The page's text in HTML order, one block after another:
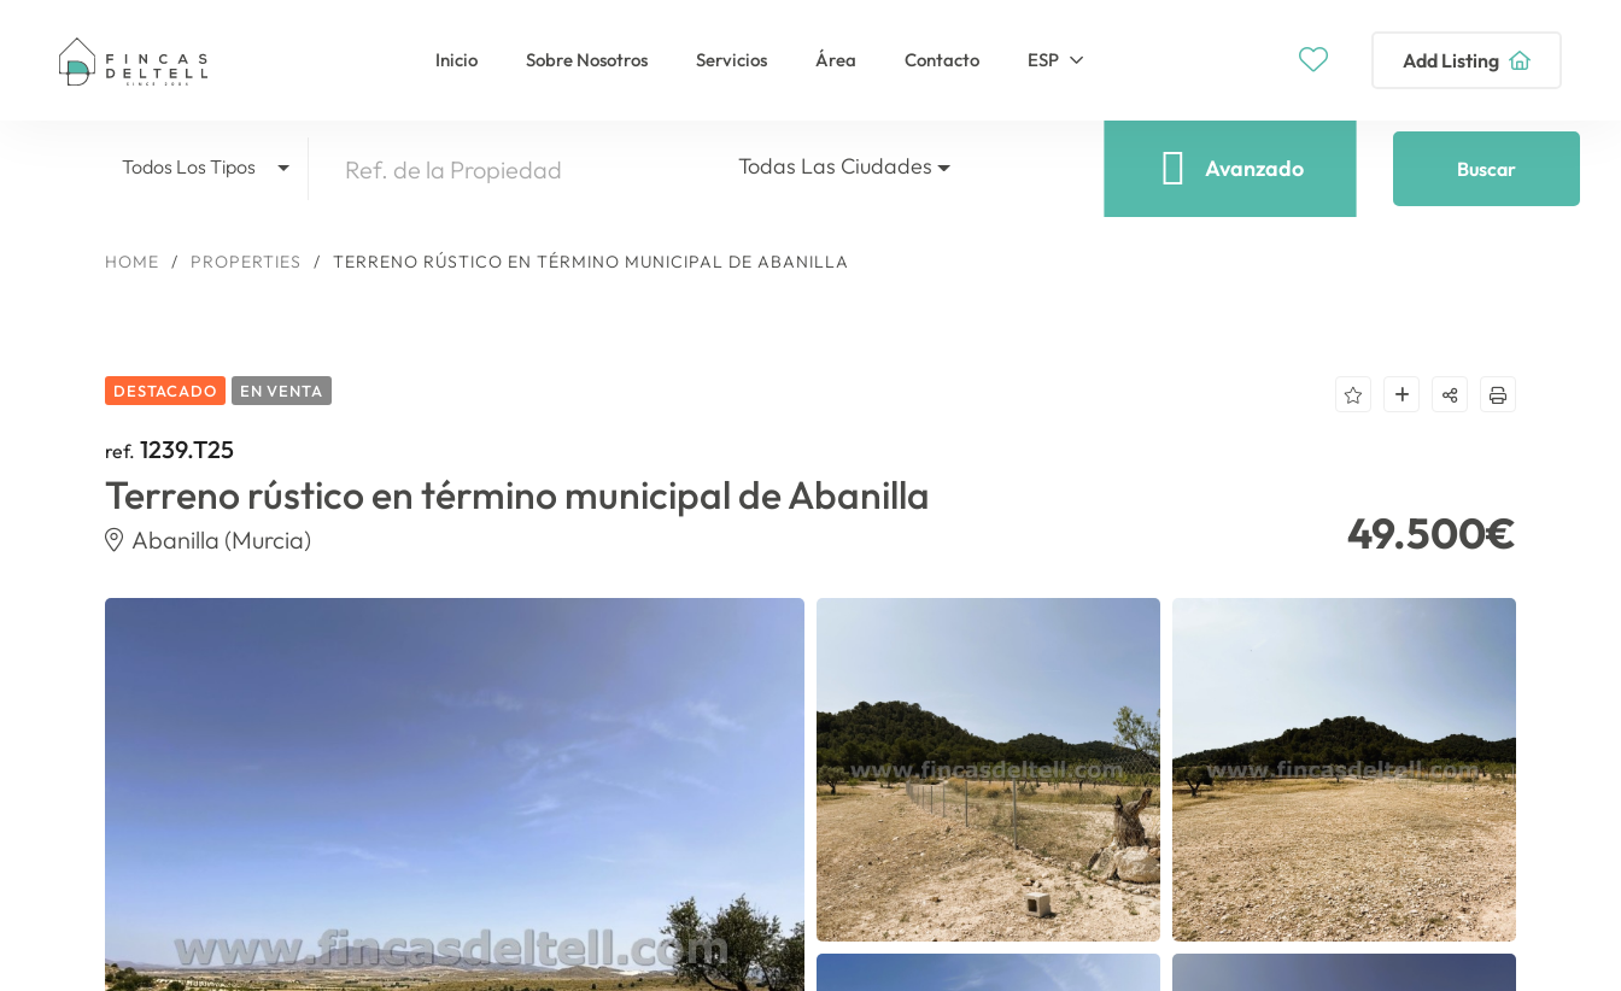
Inicio Sobre Nosotros Servicios Área Contacto ESP Add Listing
Todos Los Tipos Todas Las Ciudades Avanzado Buscar
HOME / PROPERTIES / TERRENO RÚSTICO EN TÉRMINO MUNICIPAL DE ABANILLA
DESTACADO EN VENTA
ref. 1239.T25
Terreno rústico en término municipal de Abanilla
Abanilla (Murcia) 49.500€